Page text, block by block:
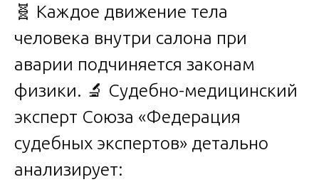
🧬 Каждое движение тела
человека внутри салона при
аварии подчиняется законам
физики. 🔬 Судебно-медицинский
эксперт Союза «Федерация
судебных экспертов» детально
анализирует: